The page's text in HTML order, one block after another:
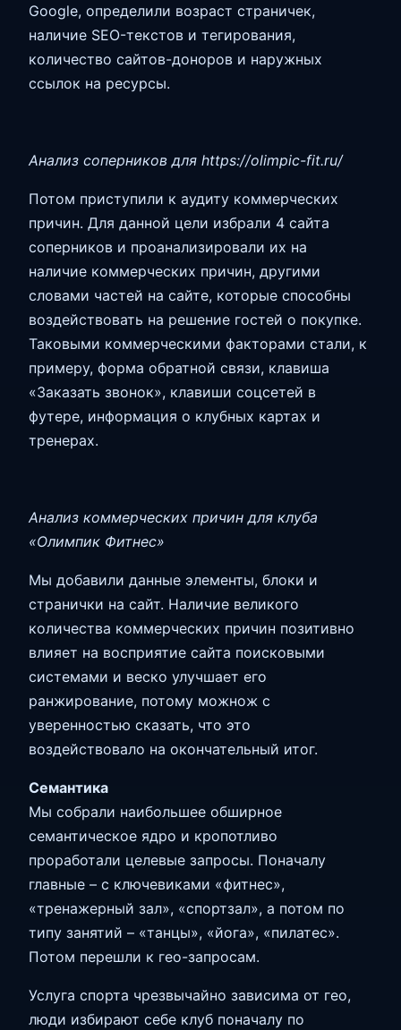
Google, определили возраст страничек,
наличие SEO-текстов и тегирования,
количество сайтов-доноров и наружных
ссылок на ресурсы.
Анализ соперников для https://olimpic-fit.ru/
Потом приступили к аудиту коммерческих
причин. Для данной цели избрали 4 сайта
соперников и проанализировали их на
наличие коммерческих причин, другими
словами частей на сайте, которые способны
воздействовать на решение гостей о покупке.
Таковыми коммерческими факторами стали, к
примеру, форма обратной связи, клавиша
«Заказать звонок», клавиши соцсетей в
футере, информация о клубных картах и
тренерах.
Анализ коммерческих причин для клуба
«Олимпик Фитнес»
Мы добавили данные элементы, блоки и
странички на сайт. Наличие великого
количества коммерческих причин позитивно
влияет на восприятие сайта поисковыми
системами и веско улучшает его
ранжирование, потому можнож с
уверенностью сказать, что это
воздействовало на окончательный итог.
Семантика
Мы собрали наибольшее обширное
семантическое ядро и кропотливо
проработали целевые запросы. Поначалу
главные – с ключевиками «фитнес»,
«тренажерный зал», «спортзал», а потом по
типу занятий – «танцы», «йога», «пилатес».
Потом перешли к гео-запросам.
Услуга спорта чрезвычайно зависима от гео,
люди избирают себе клуб поначалу по